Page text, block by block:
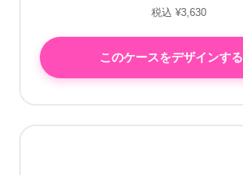
税込 ¥3,630
このケースをデザインする